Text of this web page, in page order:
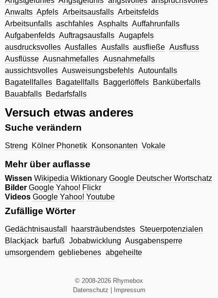
Anwalts Apfels Arbeitsausfalls Arbeitsfelds
Arbeitsunfalls aschfahles Asphalts Auffahrunfalls
Aufgabenfelds Auftragsausfalls Augapfels
ausdrucksvolles Ausfalles Ausfalls ausfließe Ausfluss
Ausflüsse Ausnahmefalles Ausnahmefalls
aussichtsvolles Ausweisungsbefehls Autounfalls
Bagatellfalles Bagatellfalls Baggerlöffels Banküberfalls
Bauabfalls Bedarfsfalls
Versuch etwas anderes
Suche verändern
Streng Kölner Phonetik Konsonanten Vokale
Mehr über auflasse
Wissen Wikipedia Wiktionary Google Deutscher Wortschatz
Bilder Google Yahoo! Flickr
Videos Google Yahoo! Youtube
Zufällige Wörter
Gedächtnisausfall haarsträubendstes Steuerpotenzialen
Blackjack barfuß Jobabwicklung Ausgabensperre
umsorgendem gebliebenes abgeheilte
© 2008-2026 Rhymebox
Datenschutz
Impressum